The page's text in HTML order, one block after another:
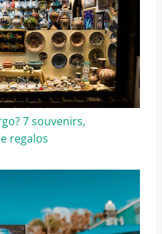
7 souvenirs,
regalos